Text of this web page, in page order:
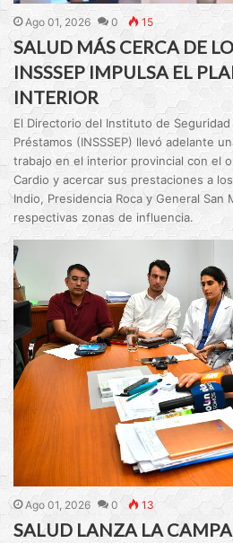
Ago 01, 2026 0 15
SALUD MÁS CERCA DE
INSSSEP IMPULSA EL
INTERIOR
El Directorio del Instituto de
Préstamos (INSSSEP) llevó adelante
trabajo en el interior provincial con el
Cardio y acercar sus prestaciones a
Indio, Presidencia Roca y General San
respectivas zonas de influencia.
Ago 01, 2026 0 13
SALUD LANZA LA